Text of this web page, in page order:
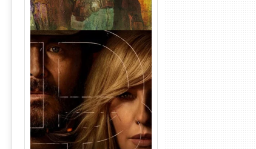
Rancho Dutton 1ª
Temporada Torrent (2026)
WEB-DL 1080p Dual Áudio